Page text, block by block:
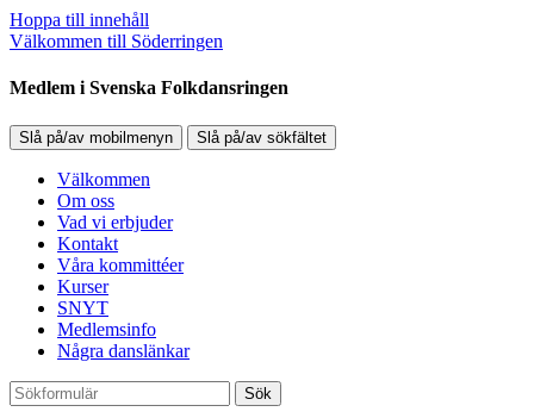
Hoppa till innehåll
Välkommen till Söderringen
Medlem i Svenska Folkdansringen
Slå på/av mobilmenyn Slå på/av sökfältet
Välkommen
Om oss
Vad vi erbjuder
Kontakt
Våra kommittéer
Kurser
SNYT
Medlemsinfo
Några danslänkar
Sök